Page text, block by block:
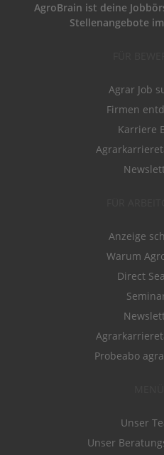
AgroBrain ist deine
Stellenangebote
Agrar Job
Firmen
Karriere
Anzeige
Warum
Direct
Probeabo
Unser
Unser